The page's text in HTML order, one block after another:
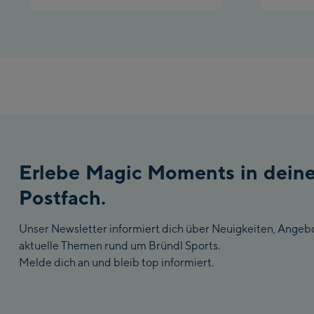
Erlebe Magic Moments in
Postfach.
Unser Newsletter informiert dich über Neuigkeiten,
aktuelle Themen rund um Bründl Sports.
Melde dich an und bleib top informiert.